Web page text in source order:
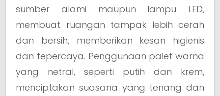
sumber alami maupun lampu LED,
membuat ruangan tampak lebih cerah
dan bersih, memberikan kesan higienis
dan tepercaya. Penggunaan palet warna
yang netral, seperti putih dan krem,
menciptakan suasana yang tenang dan